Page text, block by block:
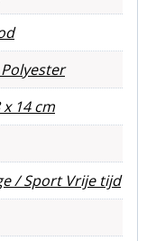
Polyester
x 14 cm
/ Sport Vrije tijd